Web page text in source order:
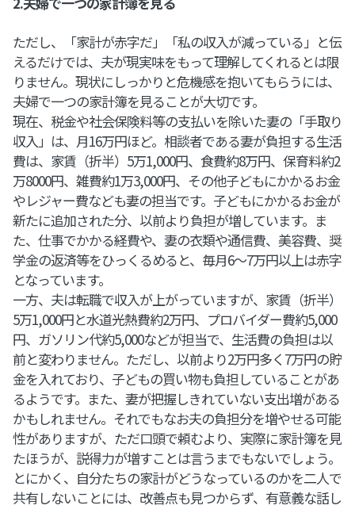
ただし、「家計が赤字だ」「私の収入が減っている」と伝
えるだけでは、夫が現実味をもって理解してくれるとは限
りません。現状にしっかりと危機感を抱いてもらうには、
夫婦で一つの家計簿を見ることが大切です。
現在、税金や社会保険料等の支払いを除いた妻の「手取り
収入」は、月16万円ほど。相談者である妻が負担する生活
費は、家賃（折半）5万1,000円、食費約8万円、保育料約2
万8000円、雑費約1万3,000円、その他子どもにかかるお金
やレジャー費なども妻の担当です。子どもにかかるお金が
新たに追加された分、以前より負担が増しています。ま
た、仕事でかかる経費や、妻の衣類や通信費、美容費、奨
学金の返済等をひっくるめると、毎月6～7万円以上は赤字
となっています。
一方、夫は転職で収入が上がっていますが、家賃（折半）
5万1,000円と水道光熱費約2万円、プロバイダー費約5,000
円、ガソリン代約5,000などが担当で、生活費の負担は以
前と変わりません。ただし、以前より2万円多く7万円の貯
金を入れており、子どもの買い物も負担していることがあ
るようです。また、妻が把握しきれていない支出増がある
かもしれません。それでもなお夫の負担分を増やせる可能
性がありますが、ただ口頭で頼むより、実際に家計簿を見
たほうが、説得力が増すことは言うまでもないでしょう。
とにかく、自分たちの家計がどうなっているのかを二人で
共有しないことには、改善点も見つからず、有意義な話し